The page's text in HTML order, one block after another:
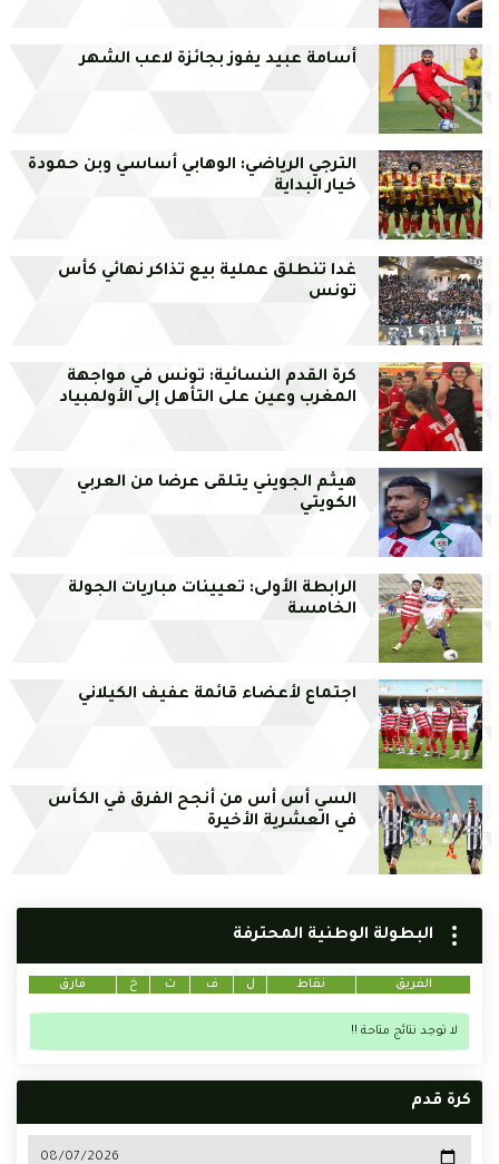
أسامة عبيد يفوز بجائزة لاعب الشهر
الترجي الرياضي: الوهابي أساسي وبن حمودة
خيار البداية
غدا تنطلق عملية بيع تذاكر نهائي كأس
تونس
كرة القدم النسائية: تونس في مواجهة
المغرب وعين على التأهل إلى الأولمبياد
هيثم الجويني يتلقى عرضا من العربي
الكويتي
الرابطة الأولى: تعيينات مباريات الجولة
الخامسة
اجتماع لأعضاء قائمة عفيف الكيلاني
السي أس أس من أنجح الفرق في الكأس
في العشرية الأخيرة
البطولة الوطنية المحترفة
الفريق نقاط ل ف ت خ فارق
لا توجد نتائج متاحة !!
كرة قدم